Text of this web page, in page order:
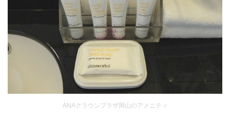
ANAクラウンプラザ岡山のアメニティ